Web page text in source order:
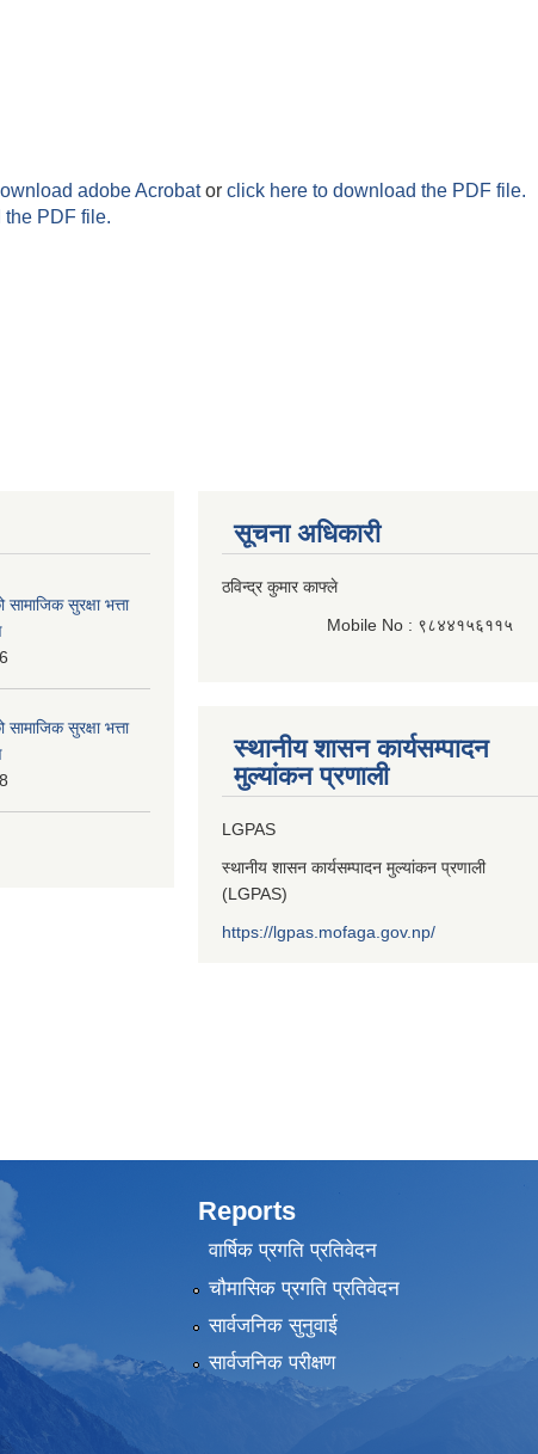
adobe Acrobator click here to download the PDF file.
PDF file.
सुरक्षा भत्ता
सुरक्षा भत्ता
सूचना अधिकारी
ठविन्द्र कुमार काफ्ले
Mobile No : ९८४४१५६११५
स्थानीय शासन कार्यसम्पादन
मुल्यांकन प्रणाली
LGPAS
स्थानीय शासन कार्यसम्पादन मुल्यांकन प्रणाली
(LGPAS)
https://lgpas.mofaga.gov.np/
Reports
वार्षिक प्रगति प्रतिवेदन
चौमासिक प्रगति प्रतिवेदन
सार्वजनिक सुनुवाई
सार्वजनिक परीक्षण